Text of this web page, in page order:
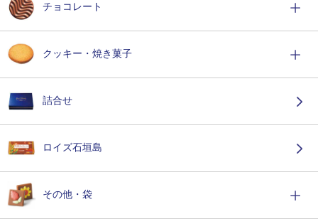
チョコレート
クッキー・焼き菓子
詰合せ
ロイズ石垣島
その他・袋